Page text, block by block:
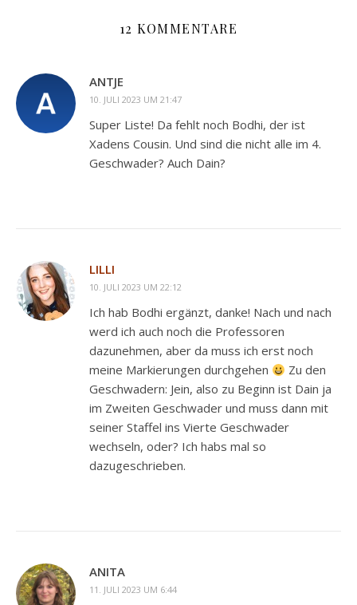
12 KOMMENTARE
ANTJE
10. JULI 2023 UM 21:47
Super Liste! Da fehlt noch Bodhi, der ist
Xadens Cousin. Und sind die nicht alle im 4.
Geschwader? Auch Dain?
LILLI
10. JULI 2023 UM 22:12
Ich hab Bodhi ergänzt, danke! Nach und nach
werd ich auch noch die Professoren
dazunehmen, aber da muss ich erst noch
meine Markierungen durchgehen
Zu den
Geschwadern: Jein, also zu Beginn ist Dain ja
im Zweiten Geschwader und muss dann mit
seiner Staffel ins Vierte Geschwader
wechseln, oder? Ich habs mal so
dazugeschrieben.
ANITA
11. JULI 2023 UM 6:44